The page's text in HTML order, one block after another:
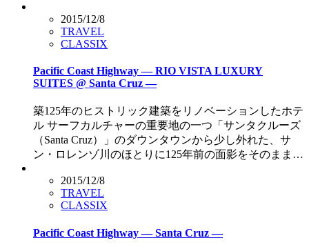
2015/12/8
TRAVEL
CLASSIX
Pacific Coast Highway — RIO VISTA LUXURY
SUITES @ Santa Cruz —
築125年のヒストリック建築をリノベーションしたホテ
ル サーフカルチャーの重要地の一つ「サンタクルーズ
（Santa Cruz）」のダウンタウンから少し外れた、サ
ン・ロレンゾ川のほとりに125年前の面影をそのまま…
2015/12/8
TRAVEL
CLASSIX
Pacific Coast Highway — Santa Cruz —